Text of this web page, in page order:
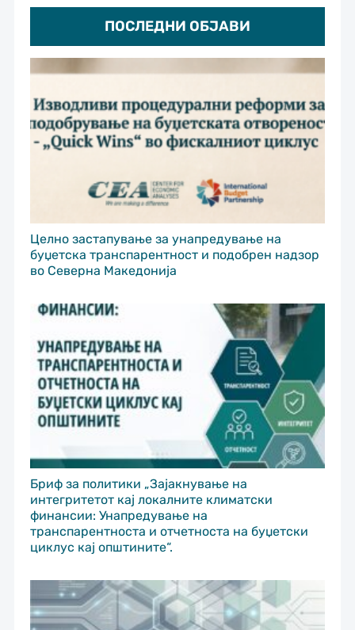
ПОСЛЕДНИ ОБЈАВИ
Целно застапување за унапредување на
буџетска транспарентност и подобрен надзор
во Северна Македонија
Бриф за политики „Зајакнување на
интегритетот кај локалните климатски
финансии: Унапредување на
транспарентноста и отчетноста на буџетски
циклус кај општините“.